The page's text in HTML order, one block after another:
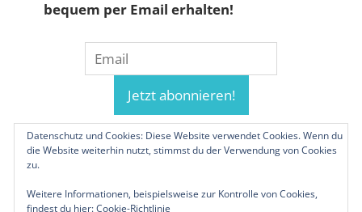
bequem per Email erhalten!
Datenschutz und Cookies: Diese Website verwendet Cookies. Wenn du
die Website weiterhin nutzt, stimmst du der Verwendung von Cookies
zu.
Weitere Informationen, beispielsweise zur Kontrolle von Cookies,
findest du hier:Cookie-Richtlinie